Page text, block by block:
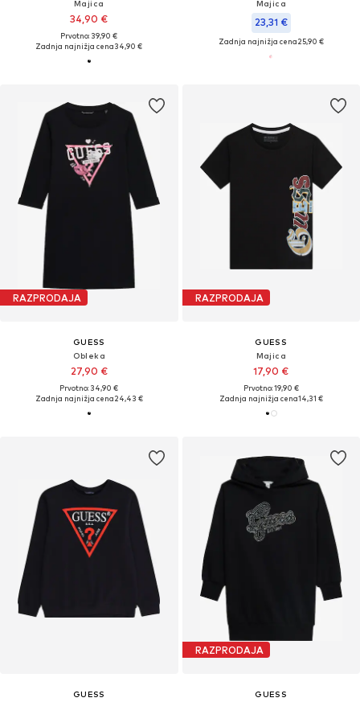
Majica
34,90 €
Prvotno: 39,90 €
Zadnja najnižja cena34,90 €
Majica
23,31 €
Zadnja najnižja cena25,90 €
RAZPRODAJA
GUESS
Obleka
27,90 €
Prvotno: 34,90 €
Zadnja najnižja cena24,43 €
RAZPRODAJA
GUESS
Majica
17,90 €
Prvotno: 19,90 €
Zadnja najnižja cena14,31 €
GUESS
RAZPRODAJA
GUESS